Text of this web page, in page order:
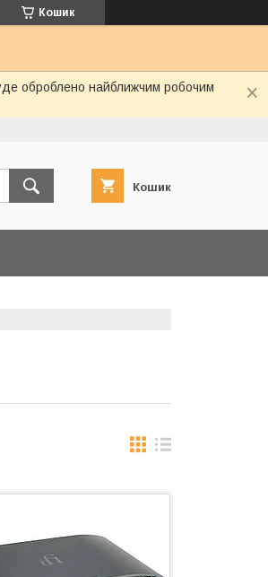
Кошик
оброблено найближчим робочим
Кошик